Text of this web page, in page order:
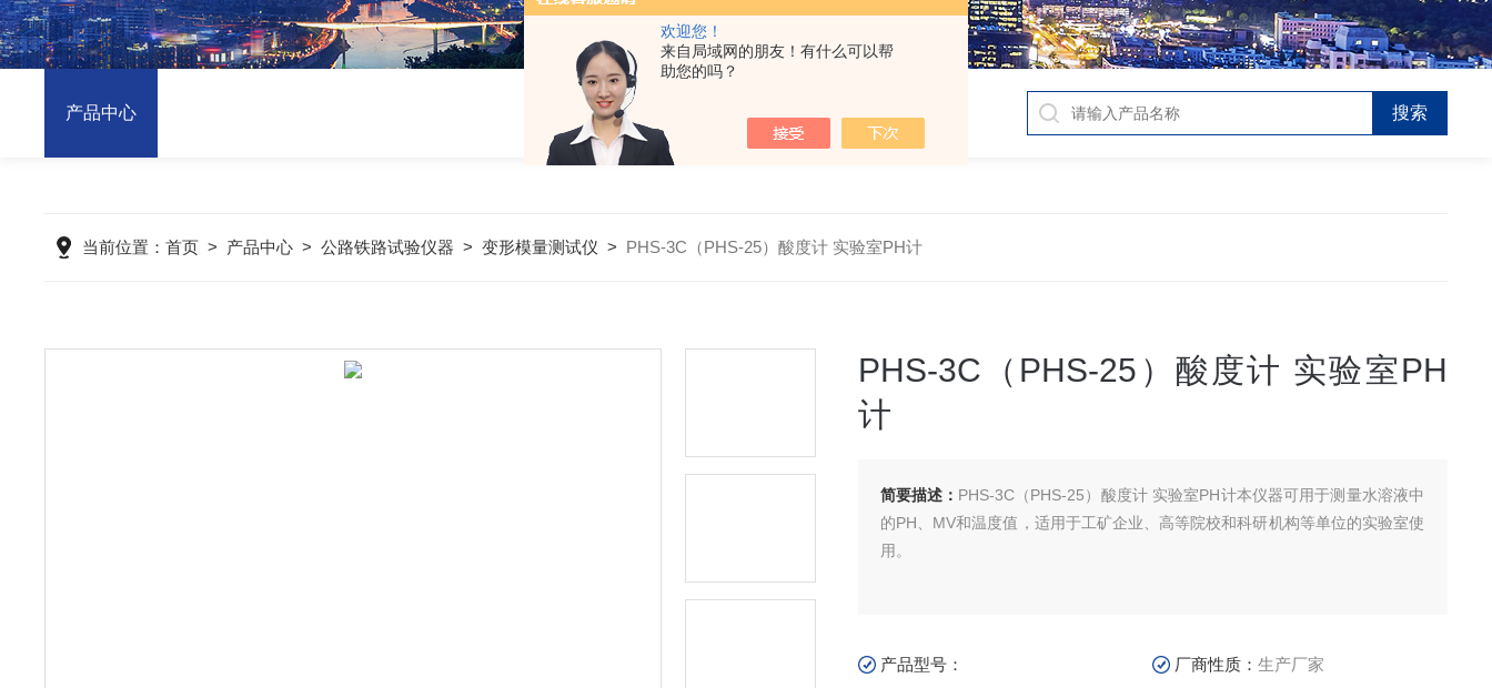
欢迎您！
来自局域网的朋友！有什么可以帮
助您的吗？
产品中心
当前位置：首页 > 产品中心 >公路铁路试验仪器 >变形模量测试仪 > PHS-3C（PHS-25）酸度计 实验室PH计
PHS-3C（PHS-25）酸度计 实验室PH
计
简要描述： PHS-3C（PHS-25）酸度计 实验室PH计本仪器可用于测量水溶液中
的PH、MV和温度值，适用于工矿企业、高等院校和科研机构等单位的实验室使
用。
产品型号： 厂商性质：生产厂家